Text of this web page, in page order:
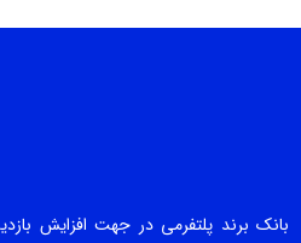
بانک برند پلتفرمی در جهت افزایش